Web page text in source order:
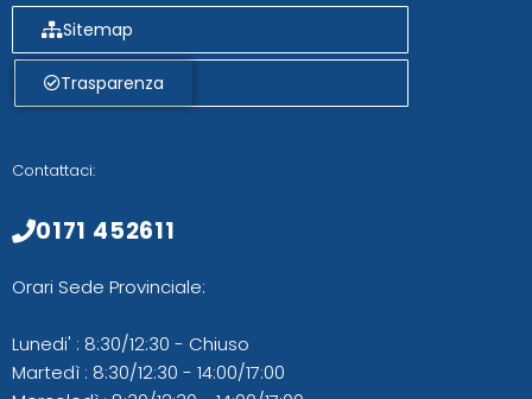
Sitemap
Trasparenza
Contattaci:
0171 452611
Orari Sede Provinciale:
Lunedi' : 8:30/12:30 - Chiuso
Martedì : 8:30/12:30 - 14:00/17:00